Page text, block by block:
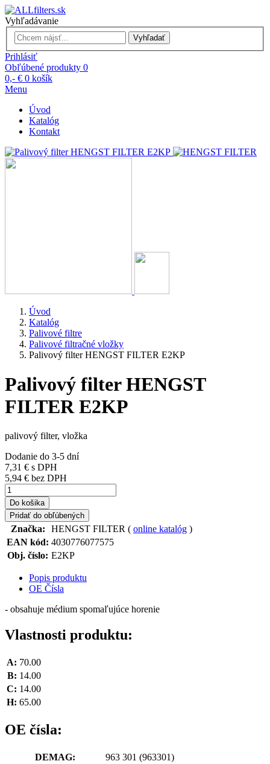
Vyhľadávanie
Vyhľadať
Prihlásiť
Obľúbené produkty 0
0,- € 0 košík
Menu
Úvod
Katalóg
Kontakt
Úvod
Katalóg
Palivové filtre
Palivové filtračné vložky
Palivový filter HENGST FILTER E2KP
Palivový filter HENGST
FILTER E2KP
palivový filter, vložka
Dodanie do 3-5 dní
7,31 € s DPH
5,94 € bez DPH
Do košika
Pridať do obľúbených
Značka: HENGST FILTER ( online katalóg )
EAN kód: 4030776077575
Obj. číslo: E2KP
Popis produktu
OE Čísla
- obsahuje médium spomaľujúce horenie
Vlastnosti produktu:
A: 70.00
B: 14.00
C: 14.00
H: 65.00
OE čísla:
DEMAG: 963 301 (963301)